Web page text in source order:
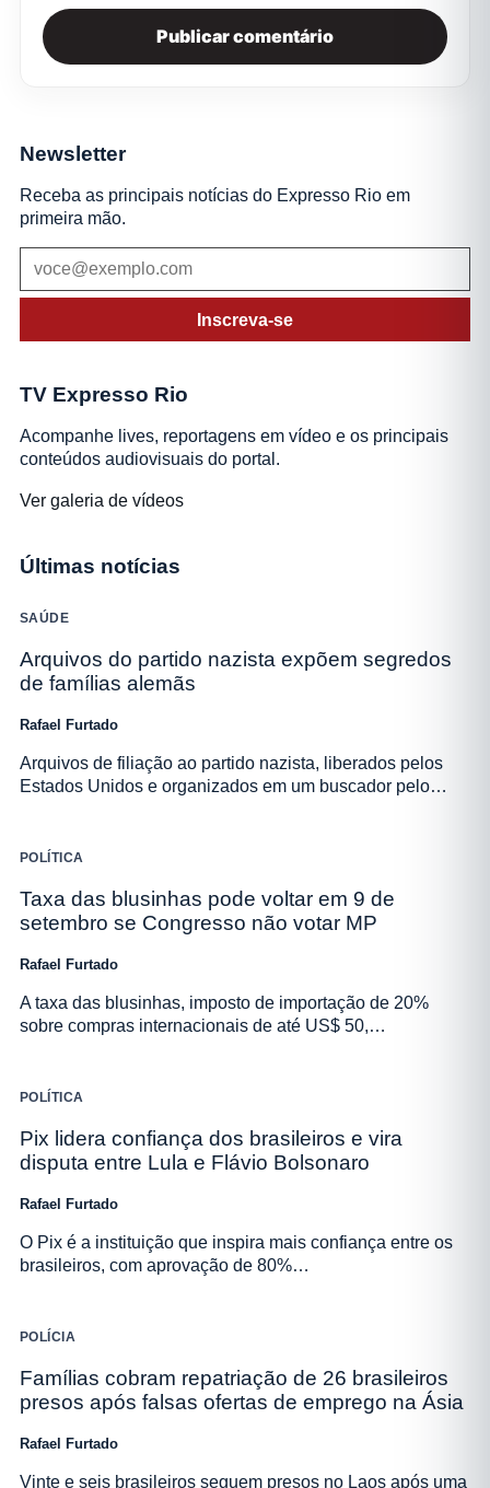
Newsletter
Receba as principais notícias do Expresso Rio em
primeira mão.
Inscreva-se
TV Expresso Rio
Acompanhe lives, reportagens em vídeo e os principais
conteúdos audiovisuais do portal.
Ver galeria de vídeos
Últimas notícias
SAÚDE
Arquivos do partido nazista expõem segredos
de famílias alemãs
Rafael Furtado
Arquivos de filiação ao partido nazista, liberados pelos
Estados Unidos e organizados em um buscador pelo…
POLÍTICA
Taxa das blusinhas pode voltar em 9 de
setembro se Congresso não votar MP
Rafael Furtado
A taxa das blusinhas, imposto de importação de 20%
sobre compras internacionais de até US$ 50,…
POLÍTICA
Pix lidera confiança dos brasileiros e vira
disputa entre Lula e Flávio Bolsonaro
Rafael Furtado
O Pix é a instituição que inspira mais confiança entre os
brasileiros, com aprovação de 80%…
POLÍCIA
Famílias cobram repatriação de 26 brasileiros
presos após falsas ofertas de emprego na Ásia
Rafael Furtado
Vinte e seis brasileiros seguem presos no Laos após uma